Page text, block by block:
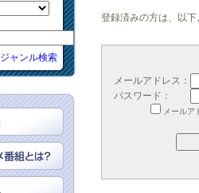
ジャンル検索
登録済みの方は、以
メールアドレス：
パスワード：
メールア